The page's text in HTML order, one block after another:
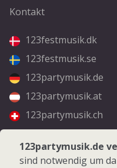
Kontakt
123festmusik.dk
123festmusik.se
123partymusik.de
123partymusik.at
123partymusik.ch
Folgen Sie uns
Facebook
123partymusik.de
sind notwendig um